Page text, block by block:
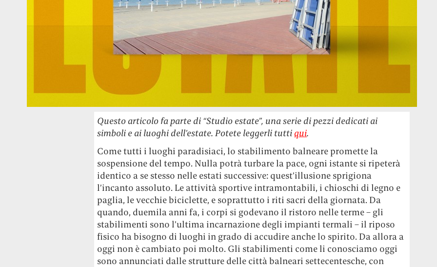
Questo articolo fa parte di “Studio estate”, una serie di pezzi dedicati ai
simboli e ai luoghi dell’estate. Potete leggerli tutti qui.
Come tutti i luoghi paradisiaci, lo stabilimento balneare promette la
sospensione del tempo. Nulla potrà turbare la pace, ogni istante si ripeterà
identico a se stesso nelle estati successive: quest’illusione sprigiona
l’incanto assoluto. Le attività sportive intramontabili, i chioschi di legno e
paglia, le vecchie biciclette, e soprattutto i riti sacri della giornata. Da
quando, duemila anni fa, i corpi si godevano il ristoro nelle terme – gli
stabilimenti sono l’ultima incarnazione degli impianti termali – il riposo
fisico ha bisogno di luoghi in grado di accudire anche lo spirito. Da allora a
oggi non è cambiato poi molto. Gli stabilimenti come li conosciamo oggi
sono annunciati dalle strutture delle città balneari settecentesche, con